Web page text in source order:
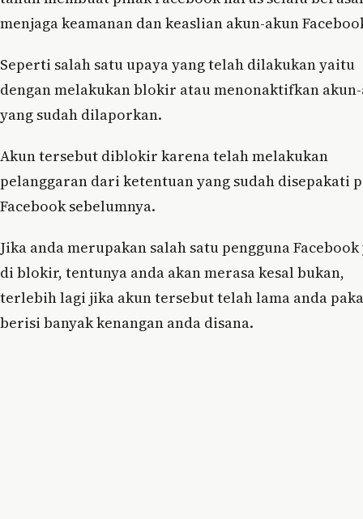
menjaga keamanan dan keaslian akun-akun
Seperti salah satu upaya yang telah dilakukan yaitu
dengan melakukan blokir atau menonaktifkan
yang sudah dilaporkan.
Akun tersebut diblokir karena telah melakukan
pelanggaran dari ketentuan yang sudah disepakati
Facebook sebelumnya.
Jika anda merupakan salah satu pengguna Facebook
di blokir, tentunya anda akan merasa kesal bukan,
terlebih lagi jika akun tersebut telah lama anda
berisi banyak kenangan anda disana.